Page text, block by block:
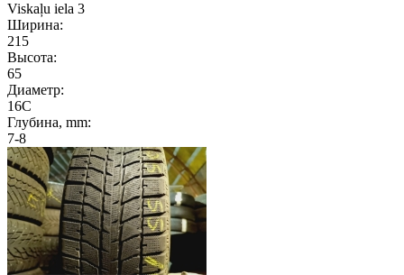
Viskaļu iela 3
Ширина:
215
Высота:
65
Диаметр:
16C
Глубина, mm:
7-8